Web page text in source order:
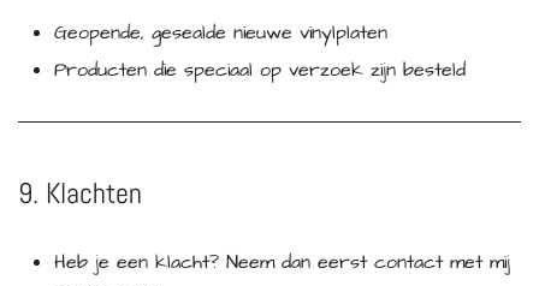
Geopende, gesealde nieuwe vinylplaten
Producten die speciaal op verzoek zijn besteld
9. Klachten
Heb je een klacht? Neem dan eerst contact met mij